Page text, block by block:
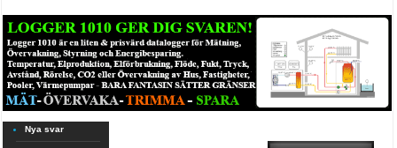
Nya svar